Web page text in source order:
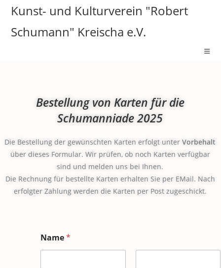
Kunst- und Kulturverein "Robert
Schumann" Kreischa e.V.
Bestellung von Karten für die
Schumanniade 2025
Die Bestellung der gewünschten Karten erfolgt unter Vorbehalt
über dieses Formular. Wir prüfen, ob noch Karten verfügbar
sind und melden uns bei Ihnen.
Die Rechnung für bestellte Karten erhalten Sie per EMail. Nach
erfolgter Zahlung werden die Karten per Post zugeschickt.
Name*